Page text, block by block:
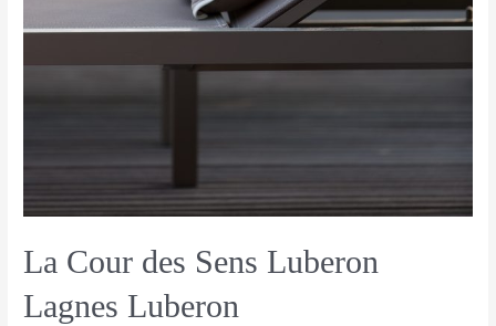
La Cour des Sens Luberon
Lagnes Luberon